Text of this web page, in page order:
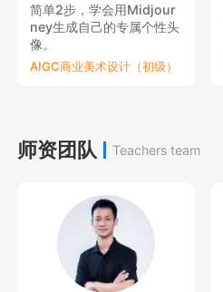
简单2步，学会用Midjour
ney生成自己的专属个性头
像。
AIGC商业美术设计（初级）
师资团队 Teachers team